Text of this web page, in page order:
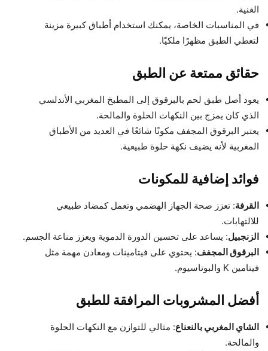
الغنية.
في المناسبات الخاصة، يمكنك استخدام أطباق كبيرة مزينة
لتعطي الطبق مظهرًا ملكيًا.
حقائق ممتعة عن الطبق
يعود أصل طبق لحم بالبرقوق إلى المطبخ المغربي الأندلسي
الذي كان يمزج بين النكهات الحلوة والمالحة.
يعتبر البرقوق المجفف مكونًا شائعًا في العديد من الأطباق
المغربية لأنه يضيف نكهة حلوة طبيعية.
فوائد إضافية للمكونات
القرفة: تعزز صحة الجهاز الهضمي وتعمل كمضاد طبيعي
للالتهابات.
الزنجبيل: يساعد على تحسين الدورة الدموية ويعزز مناعة الجسم.
البرقوق المجفف: يحتوي على فيتامينات ومعادن مهمة مثل
فيتامين K والبوتاسيوم.
أفضل المشروبات المرافقة للطبق
الشاي المغربي بالنعناع: مثالي للتوازن مع النكهات الحلوة
والمالحة.